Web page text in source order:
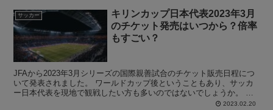
サッカー
キリンカップ日本代表2023年3月
のチケット発売はいつから？倍率
もすごい？
JFAから2023年3月シリーズの国際親善試合のチケット販売日程につ
いて発表されました。 ワールドカップ後ということもあり、サッカ
ー日本代表を現地で観戦したい方も多いのではないでしょうか。 こ
2023.02.20